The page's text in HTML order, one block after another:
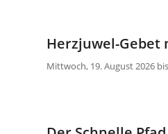
Herzjuwel-
Mittwoch, 19. August 2026